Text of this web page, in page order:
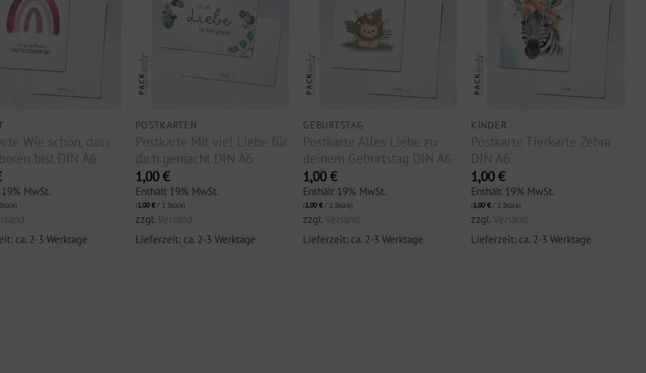
Wie schön, dass
bist DIN A6
MwSt.
ca. 2-3 Werktage
POSTKARTEN
Postkarte Mit viel Liebe für
dich gemacht DIN A6
1,00 €
Enthält 19% MwSt.
(1,00€/ 1 Stück)
zzgl. Versand
Lieferzeit: ca. 2-3 Werktage
GEBURTSTAG
Postkarte Alles Liebe zu
deinem Geburtstag DIN A6
1,00€
Enthält 19% MwSt.
(1,00€/ 1 Stück)
zzgl.Versand
Lieferzeit: ca. 2-3 Werktage
KINDER
Postkarte Tierkarte Zebra
DIN A6
1,00€
Enthält 19% MwSt.
(1,00€/ 1 Stück)
zzgl.Versand
Lieferzeit: ca. 2-3 Werktage